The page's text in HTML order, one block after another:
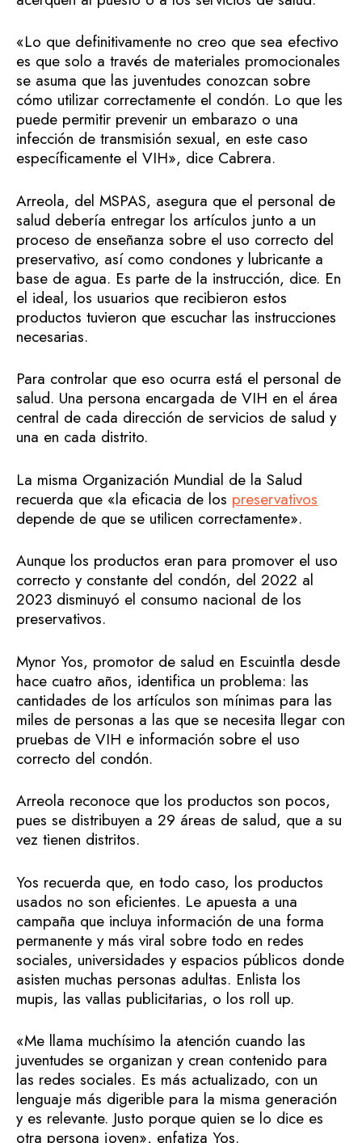
«Lo que definitivamente no creo que sea efectivo
es que solo a través de materiales promocionales
se asuma que las juventudes conozcan sobre
cómo utilizar correctamente el condón. Lo que les
puede permitir prevenir un embarazo o una
infección de transmisión sexual, en este caso
específicamente el VIH», dice Cabrera.
Arreola, del MSPAS, asegura que el personal de
salud debería entregar los artículos junto a un
proceso de enseñanza sobre el uso correcto del
preservativo, así como condones y lubricante a
base de agua. Es parte de la instrucción, dice. En
el ideal, los usuarios que recibieron estos
productos tuvieron que escuchar las instrucciones
necesarias.
Para controlar que eso ocurra está el personal de
salud. Una persona encargada de VIH en el área
central de cada dirección de servicios de salud y
una en cada distrito.
La misma Organización Mundial de la Salud
recuerda que «la eficacia de los preservativos
depende de que se utilicen correctamente».
Aunque los productos eran para promover el uso
correcto y constante del condón, del 2022 al
2023 disminuyó el consumo nacional de los
preservativos.
Mynor Yos, promotor de salud en Escuintla desde
hace cuatro años, identifica un problema: las
cantidades de los artículos son mínimas para las
miles de personas a las que se necesita llegar con
pruebas de VIH e información sobre el uso
correcto del condón.
Arreola reconoce que los productos son pocos,
pues se distribuyen a 29 áreas de salud, que a su
vez tienen distritos.
Yos recuerda que, en todo caso, los productos
usados no son eficientes. Le apuesta a una
campaña que incluya información de una forma
permanente y más viral sobre todo en redes
sociales, universidades y espacios públicos donde
asisten muchas personas adultas. Enlista los
mupis, las vallas publicitarias, o los roll up.
«Me llama muchísimo la atención cuando las
juventudes se organizan y crean contenido para
las redes sociales. Es más actualizado, con un
lenguaje más digerible para la misma generación
y es relevante. Justo porque quien se lo dice es
otra persona joven», enfatiza Yos.